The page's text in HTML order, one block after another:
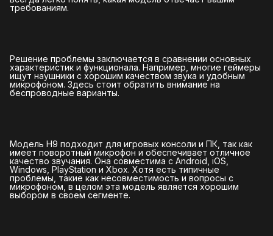
требованиям.
Решение проблемы заключается в сравнении основных
характеристик и функционала. Например, многие геймеры
ищут наушники с хорошим качеством звука и удобным
микрофоном. Здесь стоит обратить внимание на
беспроводные варианты.
Модель H9 подходит для игровых консоли и ПК, так как
имеет поворотный микрофон и обеспечивает отличное
качество звучания. Она совместима с Android, iOS,
Windows, PlayStation и Xbox. Хотя есть типичные
проблемы, такие как несовместимость и вопросы с
микрофоном, в целом эта модель является хорошим
выбором в своем сегменте.